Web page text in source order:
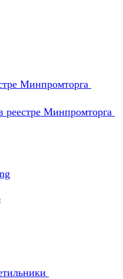
Минпромторга
реестре Минпромторга